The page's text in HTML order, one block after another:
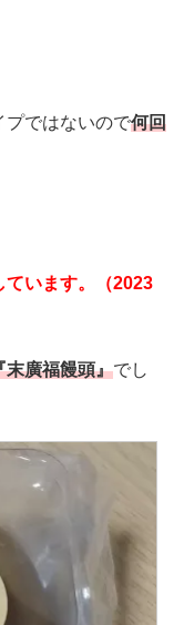
プではないので何回
ています。（2023
末廣福饅頭』でし